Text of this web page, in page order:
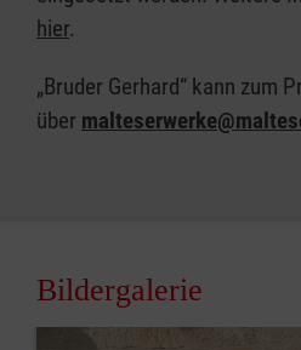
hier​​​​​​​.
„Bruder Gerhard“​​​​​​​ kann zum
über
Bildergalerie